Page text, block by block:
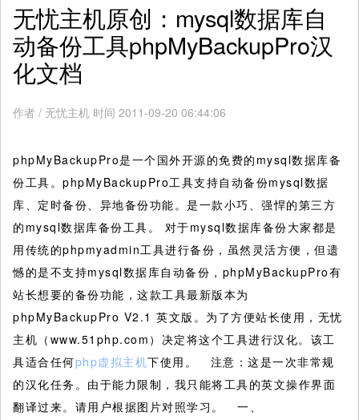
无忧主机原创：mysql数据库自
动备份工具phpMyBackupPro汉
化文档
作者 / 无忧主机 时间 2011-09-20 06:44:06
phpMyBackupPro是一个国外开源的免费的mysql数据库备
份工具。phpMyBackupPro工具支持自动备份mysql数据
库、定时备份、异地备份功能。是一款小巧、强悍的第三方
的mysql数据库备份工具。 对于mysql数据库备份大家都是
用传统的phpmyadmin工具进行备份，虽然灵活方便，但遗
憾的是不支持mysql数据库自动备份，phpMyBackupPro有
站长想要的备份功能，这款工具最新版本为
phpMyBackupPro V2.1 英文版。为了方便站长使用，无忧
主机（www.51php.com）决定将这个工具进行汉化。该工
具适合任何php虚拟主机下使用。 注意：这是一次非常规
的汉化任务。由于能力限制，我只能将工具的英文操作界面
翻译过来。请用户根据图片对照学习。 一、